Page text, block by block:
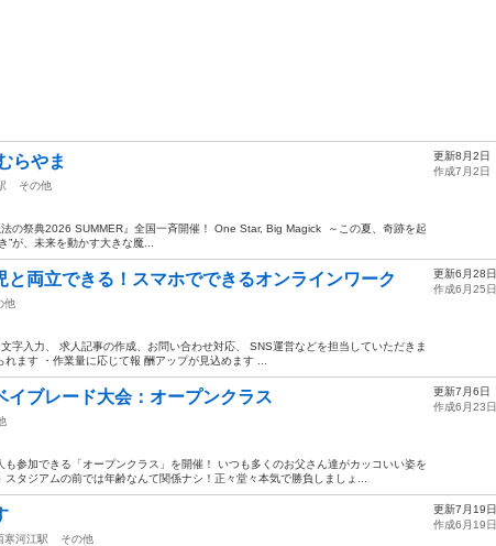
らやま
その他
の祭典2026 SUMMER』全国一斉開催！ One Star, Big Magick ～この夏、奇跡を起
”が、未来を動かす大きな魔...
更新8月2日
作成7月2日
と両立できる！スマホでできるオンラインワーク
他
字入力、 求人記事の作成、お問い合わせ対応、 SNS運営などを担当していただきま
ます ・作業量に応じて報 酬アップが見込めます ...
更新6月28日
作成6月25日
イブレード大会：オープンクラス
参加できる「オープンクラス」を開催！ いつも多くのお父さん達がカッコいい姿を
タジアムの前では年齢なんて関係ナシ！正々堂々本気で勝負しましょ...
更新7月6日
作成6月23日
寒河江駅
その他
更新7月19日
作成6月19日